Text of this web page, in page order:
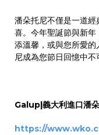
潘朵托尼不僅是一道
喜。今年聖誕節與新
添溫馨，或與您所愛
尼成為您節日回憶中不
Galup|義大利進口潘
https://